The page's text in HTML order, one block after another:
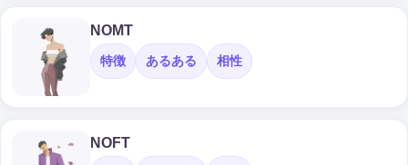
NOMT
特徴 あるある 相性
NOFT